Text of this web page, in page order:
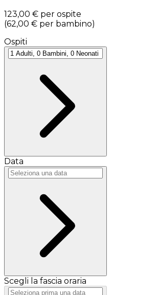
123,00 € per ospite
(62,00 € per bambino)
Ospiti
Data
Scegli la fascia oraria